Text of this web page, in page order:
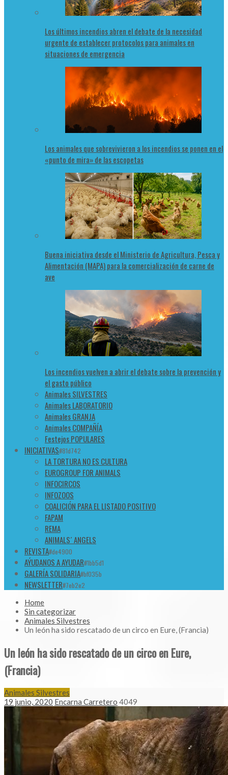
Los últimos incendios abren el debate de la necesidad
urgente de establecer protocolos para animales en
situaciones de emergencia
Los animales que sobrevivieron a los incendios se ponen en el
«punto de mira» de las escopetas
Buena iniciativa desde el Ministerio de Agricultura, Pesca y
Alimentación (MAPA) para la comercialización de carne de
ave
Los incendios vuelven a abrir el debate sobre la prevención y
el gasto público
Animales SILVESTRES
Animales LABORATORIO
Animales GRANJA
Animales COMPAÑÍA
Festejos POPULARES
INICIATIVAS#81d742
LA TORTURA NO ES CULTURA
EUROGROUP FOR ANIMALS
INFOCIRCOS
INFOZOOS
COALICIÓN PARA EL LISTADO POSITIVO
FAPAM
REMA
ANIMALS´ ANGELS
REVISTA#de4900
AÝUDANOS A AYUDAR#1bb5d1
GALERÍA SOLIDARIA#bf035b
NEWSLETTER#7eb2e2
Home
Sin categorizar
Animales Silvestres
Un león ha sido rescatado de un circo en Eure, (Francia)
Un león ha sido rescatado de un circo en Eure,
(Francia)
Animales Silvestres
19 junio, 2020 Encarna Carretero 4049